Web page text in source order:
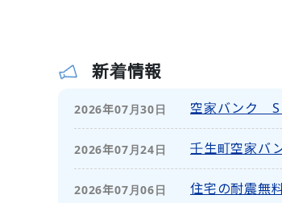
新着情報
2026年07月30日 空家バンク S
2026年07月24日 壬生町空家バ
2026年07月06日 住宅の耐震無